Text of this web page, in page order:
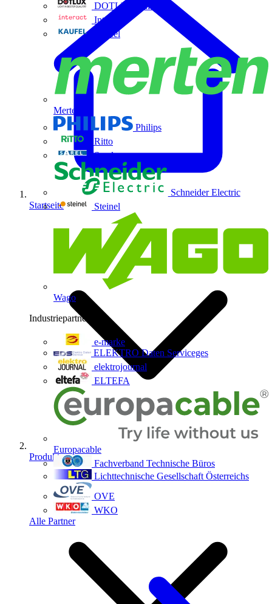
DOTLUX GmbH
Interact
Kaufel
Merten
Philips
Ritto
Sarel
Schneider Electric
Steinel
Wago
Industriepartner
e-marke
ELEKTRO Daten Serviceges
elektrojournal
ELTEFA
Europacable
Fachverband Technische Büros
Lichttechnische Gesellschaft Österreichs
OVE
WKO
Alle Partner
Startseite
Produkte